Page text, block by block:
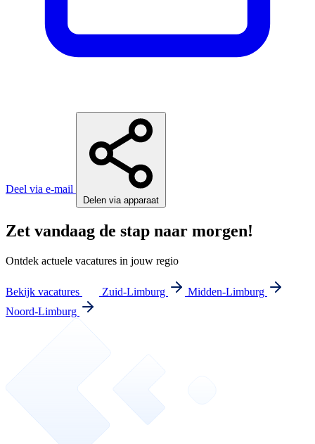
Deel via e-mail
Delen via apparaat
Zet vandaag de stap naar morgen!
Ontdek actuele vacatures in jouw regio
Bekijk vacatures Zuid-Limburg
Midden-Limburg
Noord-Limburg